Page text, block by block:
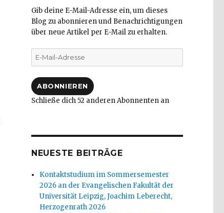
Gib deine E-Mail-Adresse ein, um dieses
Blog zu abonnieren und Benachrichtigungen
über neue Artikel per E-Mail zu erhalten.
E-
Mail-
ABONNIEREN
Schließe dich 52 anderen Abonnenten an
NEUESTE BEITRÄGE
Kontaktstudium im Sommersemester
2026 an der Evangelischen Fakultät der
Universität Leipzig, Joachim Leberecht,
Herzogenrath 2026